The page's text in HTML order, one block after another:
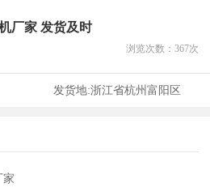
厂家 发货及时
浏览次数： 367次
发货地:浙江省杭州富阳区
家